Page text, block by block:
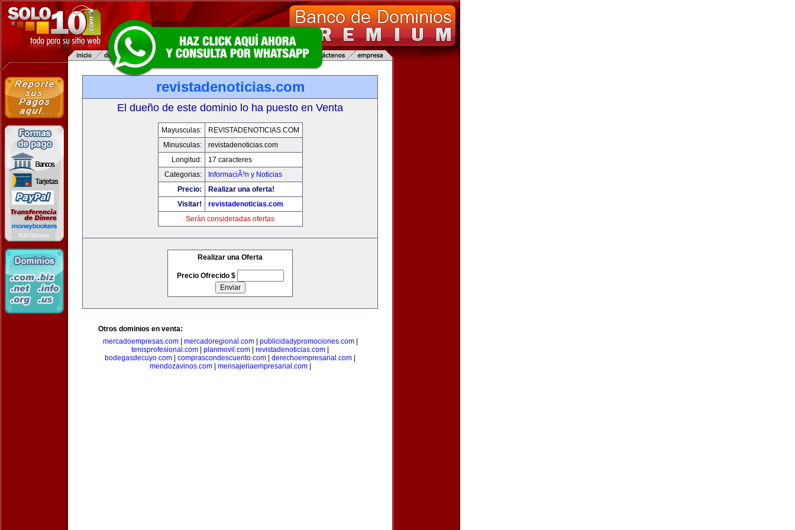
revistadenoticias.com
El dueño de este dominio lo ha puesto en Venta
Mayusculas:
REVISTADENOTICIAS.COM
Minusculas:
revistadenoticias.com
Longitud:
17 caracteres
Categorias:
InformaciÃ³n y Noticias
Precio:
Realizar una oferta!
Visitar!
revistadenoticias.com
Serán consideradas ofertas
Realizar una Oferta
Precio Ofrecido $
Otros dominios en venta:
mercadoempresas.com| mercadoregional.com| publicidadypromociones.com|
tenisprofesional.com
planmovil.com revistadenoticias.com
bodegasdecuyo.com
comprascondescuento.com derechoempresarial.com
mendozavinos.com| mensajeriaempresarial.com|